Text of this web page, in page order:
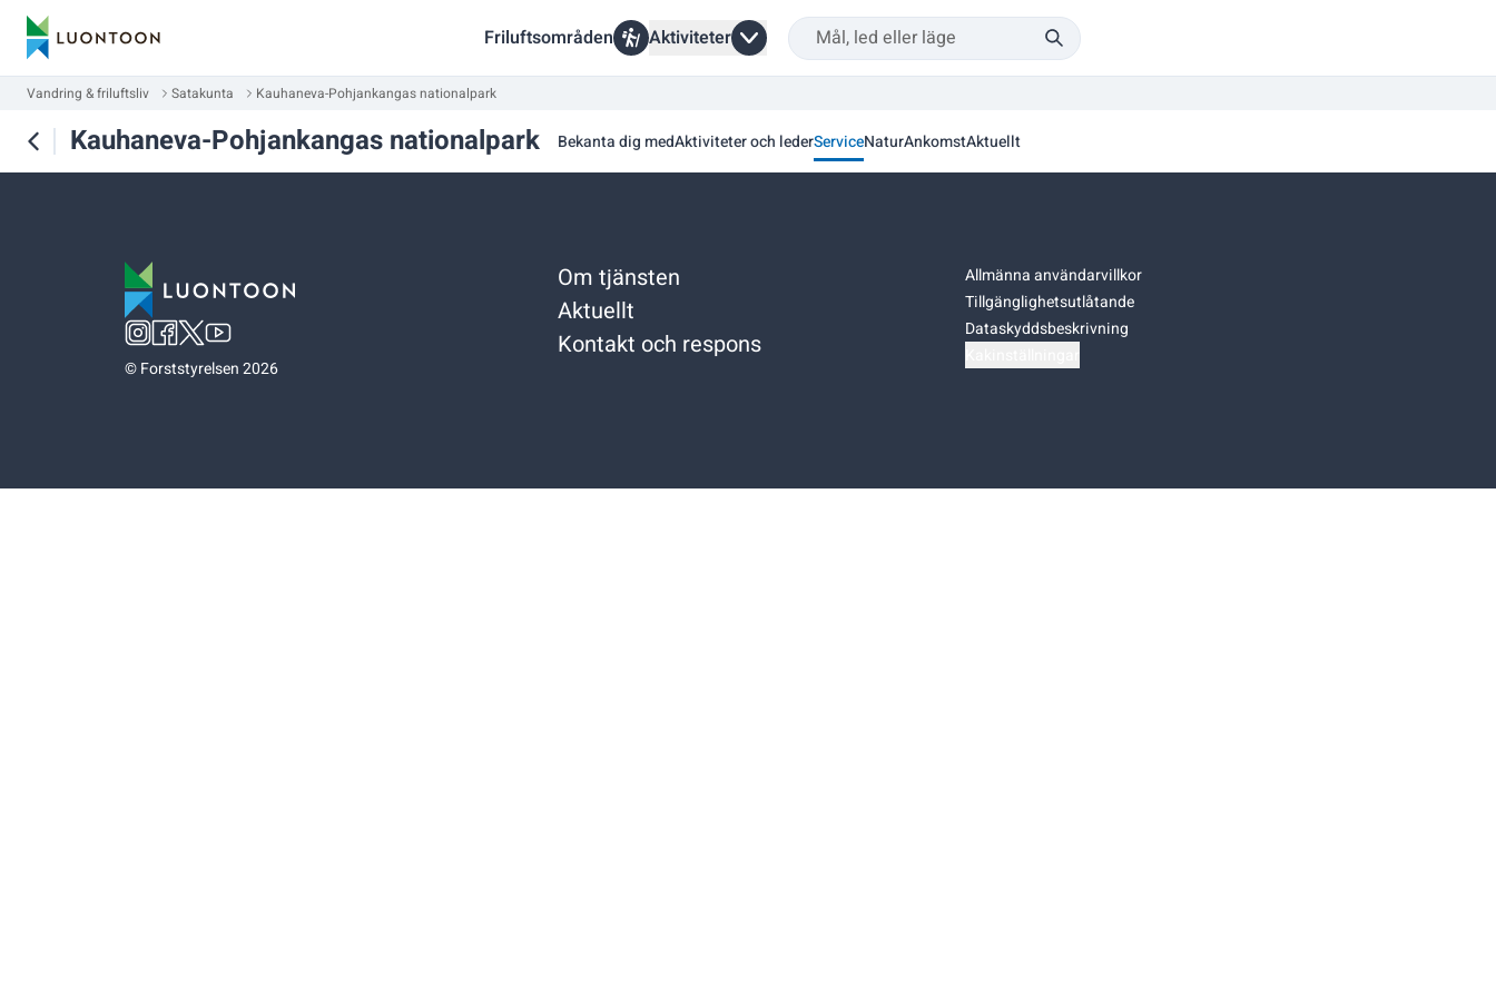
Friluftsområden Aktiviteter
Vandring & friluftsliv Satakunta Kauhaneva-Pohjankangas nationalpark
Kauhaneva-Pohjankangas nationalpark Bekanta dig medAktiviteter och lederServiceNaturAnkomstAktuellt
©Forststyrelsen 2026
Om tjänsten
Aktuellt
Kontakt och respons
Allmänna användarvillkor
Tillgänglighetsutlåtande
Dataskyddsbeskrivning